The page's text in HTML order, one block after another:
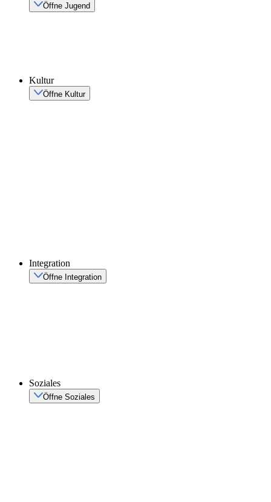
Öffne Jugend
Kultur
Öffne Kultur
Integration
Öffne Integration
Soziales
Öffne Soziales